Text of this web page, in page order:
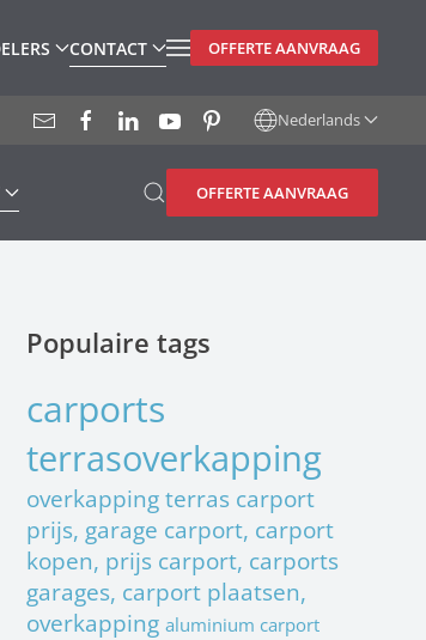
CONTACT OFFERTE AANVRAAG
Nederlands
OFFERTE AANVRAAG
Populaire tags
carports
terrasoverkapping
overkapping terras carport
prijs, garage carport, carport
kopen, prijs carport, carports
garages, carport plaatsen,
overkapping aluminium carport